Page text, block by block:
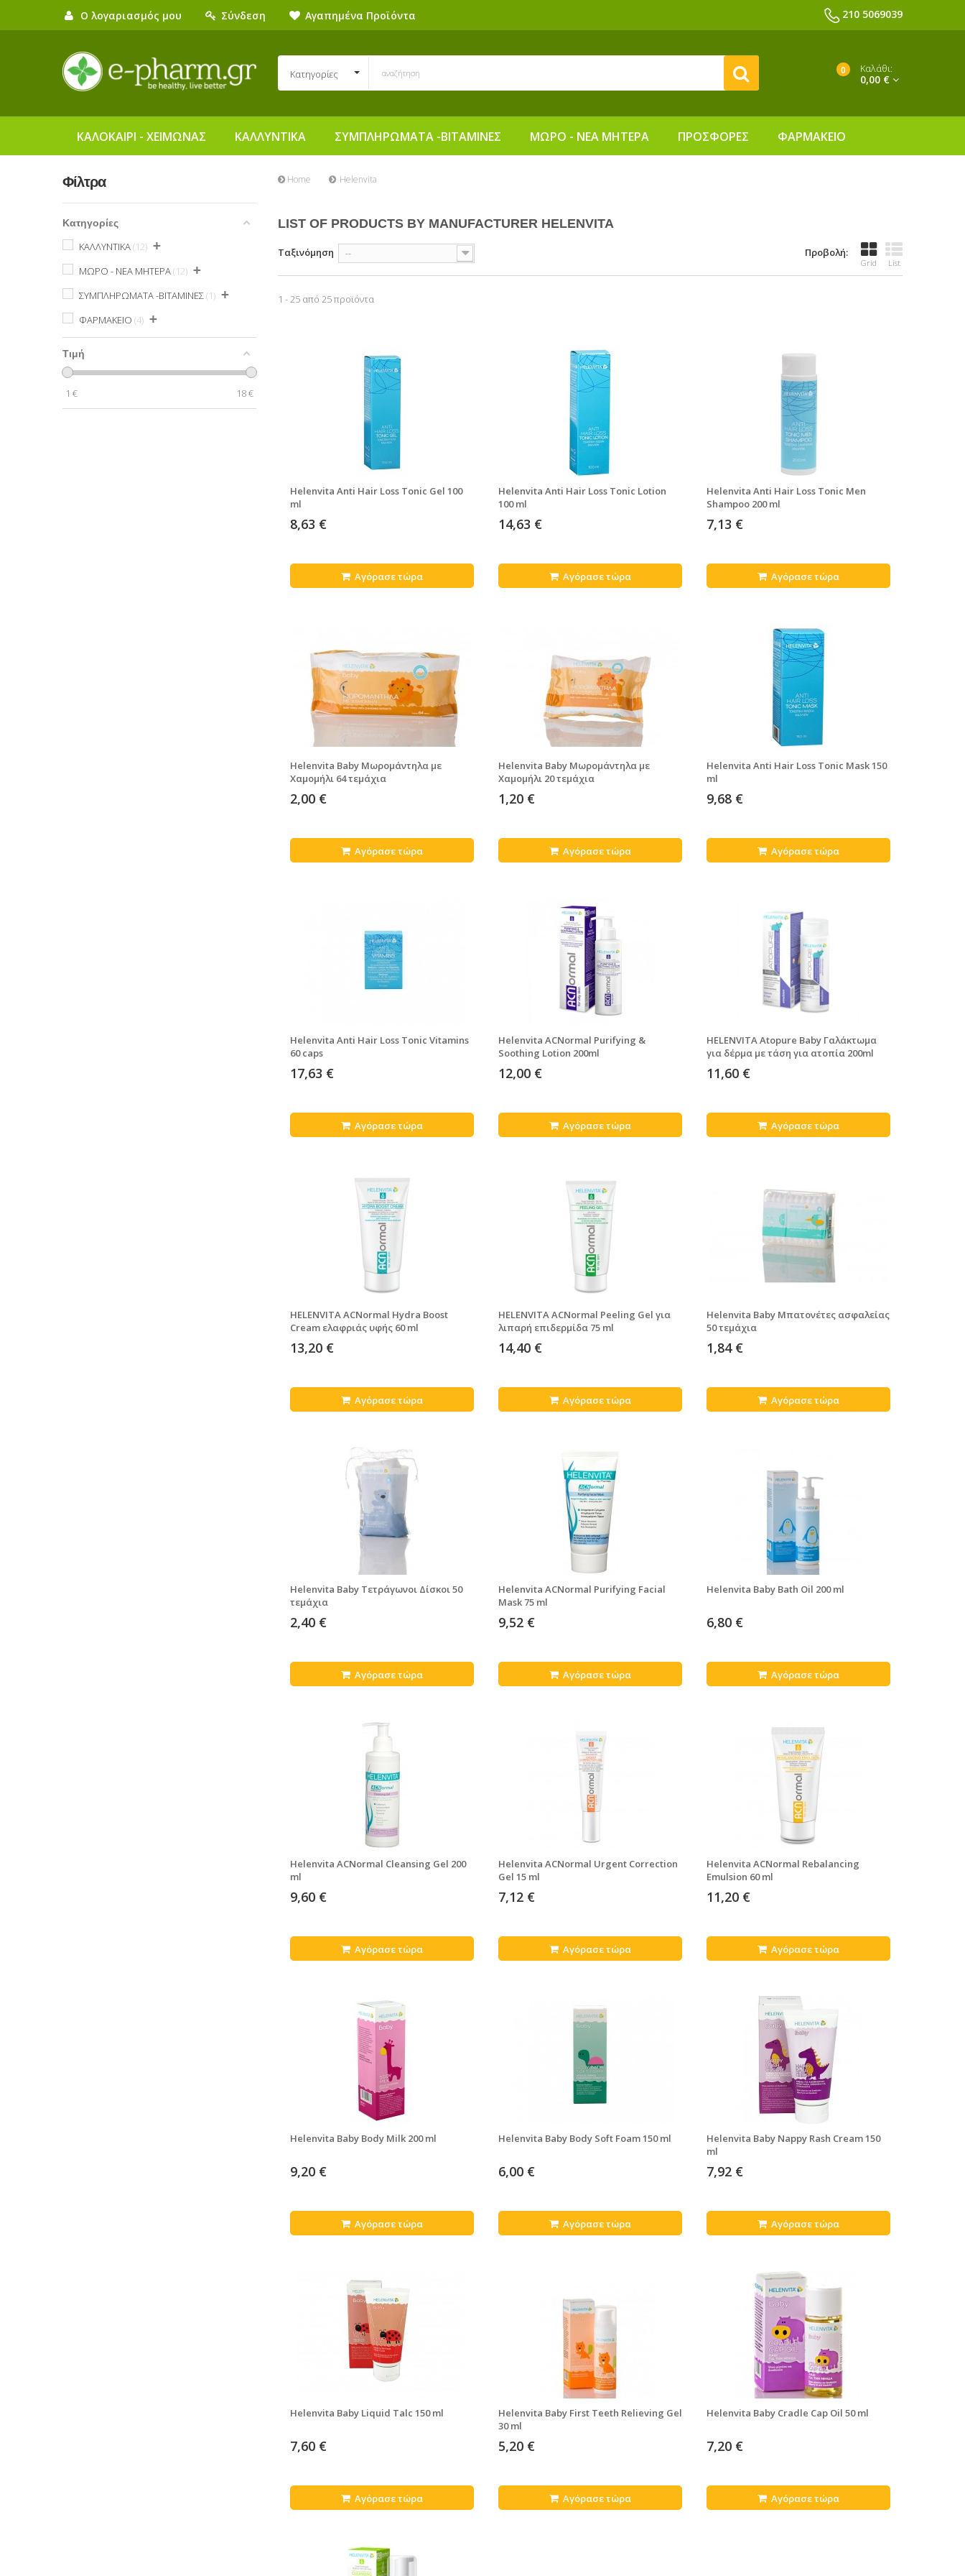
Ο λογαριασμός μου Σύνδεση Αγαπημένα Προϊόντα 210 5069039
Κατηγορίες 0 Καλάθι:
0,00 €
ΚΑΛΟΚΑΙΡΙ - ΧΕΙΜΩΝΑΣ ΚΑΛΛΥΝΤΙΚΑ ΣΥΜΠΛΗΡΩΜΑΤΑ -ΒΙΤΑΜΙΝΕΣ ΜΩΡΟ - ΝΕΑ ΜΗΤΕΡΑ ΠΡΟΣΦΟΡΕΣ ΦΑΡΜΑΚΕΙΟ
Φίλτρα
Κατηγορίες
ΚΑΛΛΥΝΤΙΚΑ 12 +
ΜΩΡΟ - ΝΕΑ ΜΗΤΕΡΑ 12 +
ΣΥΜΠΛΗΡΩΜΑΤΑ -ΒΙΤΑΜΙΝΕΣ 1 +
ΦΑΡΜΑΚΕΙΟ 4 +
Τιμή
1 € 18€
Home Helenvita
LIST OF PRODUCTS BY MANUFACTURER HELENVITA
Προβολή:
Grid List
Ταξινόμηση --
1 - 25 από 25 προϊόντα
Helenvita Anti Hair Loss Tonic Gel 100
ml
8,63 €
Αγόρασε τώρα
Helenvita Anti Hair Loss Tonic Lotion
100 ml
14,63 €
Αγόρασε τώρα
Helenvita Anti Hair Loss Tonic Men
Shampoo 200 ml
7,13 €
Αγόρασε τώρα
Helenvita Baby Μωρομάντηλα με
Χαμομήλι 64 τεμάχια
2,00 €
Αγόρασε τώρα
Helenvita Baby Μωρομάντηλα με
Χαμομήλι 20 τεμάχια
1,20 €
Αγόρασε τώρα
Helenvita Anti Hair Loss Tonic Mask 150
ml
9,68 €
Αγόρασε τώρα
Helenvita Anti Hair Loss Tonic Vitamins
60 caps
17,63 €
Αγόρασε τώρα
Helenvita ACNormal Purifying &
Soothing Lotion 200ml
12,00 €
Αγόρασε τώρα
HELENVITA Atopure Baby Γαλάκτωμα
για δέρμα με τάση για ατοπία 200ml
11,60 €
Αγόρασε τώρα
HELENVITA ACNormal Hydra Boost
Cream ελαφριάς υφής 60 ml
13,20 €
Αγόρασε τώρα
HELENVITA ACNormal Peeling Gel για
λιπαρή επιδερμίδα 75 ml
14,40 €
Αγόρασε τώρα
Helenvita Baby Μπατονέτες ασφαλείας
50 τεμάχια
1,84 €
Αγόρασε τώρα
Helenvita Baby Τετράγωνοι Δίσκοι 50
τεμάχια
2,40 €
Αγόρασε τώρα
Helenvita ACNormal Purifying Facial
Mask 75 ml
9,52 €
Αγόρασε τώρα
Helenvita Baby Bath Oil 200 ml
6,80 €
Αγόρασε τώρα
Helenvita ACNormal Cleansing Gel 200
ml
9,60 €
Αγόρασε τώρα
Helenvita ACNormal Urgent Correction
Gel 15 ml
7,12 €
Αγόρασε τώρα
Helenvita ACNormal Rebalancing
Emulsion 60 ml
11,20 €
Αγόρασε τώρα
Helenvita Baby Body Milk 200 ml
9,20 €
Αγόρασε τώρα
Helenvita Baby Body Soft Foam 150 ml
6,00 €
Αγόρασε τώρα
Helenvita Baby Nappy Rash Cream 150
ml
7,92 €
Αγόρασε τώρα
Helenvita Baby Liquid Talc 150 ml
7,60 €
Αγόρασε τώρα
Helenvita Baby First Teeth Relieving Gel
30 ml
5,20 €
Αγόρασε τώρα
Helenvita Baby Cradle Cap Oil 50 ml
7,20 €
Αγόρασε τώρα